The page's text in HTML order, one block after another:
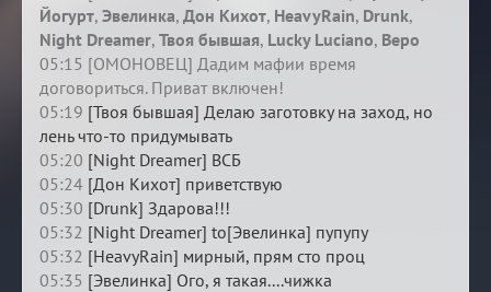
Йогурт, Эвелинка, Дон Кихот, HeavyRain, Drunk,
Night Dreamer, Твоя бывшая, Lucky Luciano, Веро
05:15 [ОМОНОВЕЦ] Дадим мафии время
договориться. Приват включен!
05:19 [Твоя бывшая] Делаю заготовку на заход, но
лень что-то придумывать
05:20 [Night Dreamer] ВСБ
05:24 [Дон Кихот] приветствую
05:30 [Drunk] Здарова!!!
05:32 [Night Dreamer] to[Эвелинка] пупупу
05:32 [HeavyRain] мирный, прям сто проц
05:35 [Эвелинка] Ого, я такая....чижка